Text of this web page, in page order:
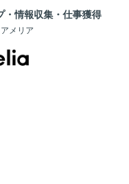
・情報収集・仕事獲得
メリア